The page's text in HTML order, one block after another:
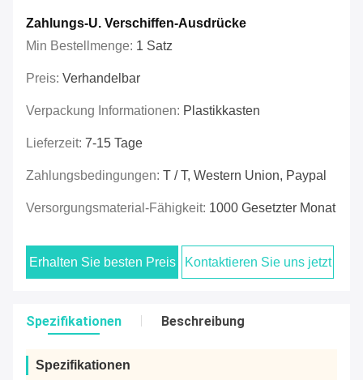
Zahlungs-U. Verschiffen-Ausdrücke
Min Bestellmenge: 1 Satz
Preis: Verhandelbar
Verpackung Informationen: Plastikkasten
Lieferzeit: 7-15 Tage
Zahlungsbedingungen: T / T, Western Union, Paypal
Versorgungsmaterial-Fähigkeit: 1000 Gesetzter Monat
Erhalten Sie besten Preis Kontaktieren Sie uns jetzt
Spezifikationen Beschreibung
Spezifikationen